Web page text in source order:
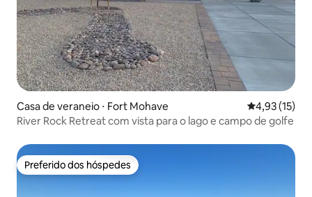
Casa de veraneio ⋅ Fort Mohave 4,93 de uma
4,93 (15)
River Rock Retreat com vista para o lago e campo de golfe
Preferido dos hóspedes
Preferido dos hóspedes